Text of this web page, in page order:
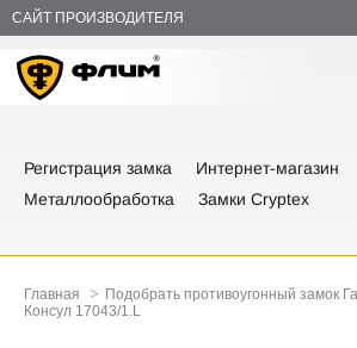
САЙТ ПРОИЗВОДИТЕЛЯ
Регистрация замка
Интернет-магазин
Металлообработка
Замки Cryptex
Главная > Подобрать противоугонный замок
Консул 17043/1.L